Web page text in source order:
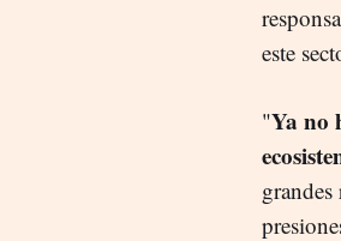
este
"Ya no